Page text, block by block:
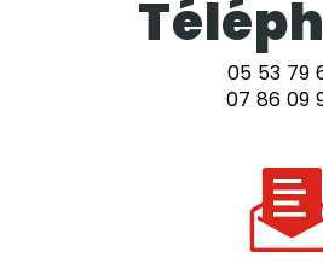
05 53 79
07 86 09